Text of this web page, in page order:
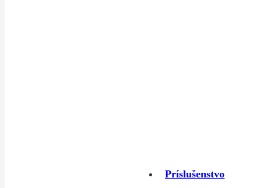
Príslušenstvo